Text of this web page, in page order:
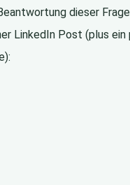
dieser
LinkedIn Post (plus ein